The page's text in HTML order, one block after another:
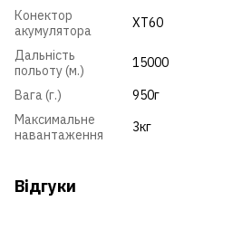
Конектор
акумулятора
XT60
Дальність
польоту (м.)
15000
Вага (г.)
950г
Максимальне
навантаження
3кг
Відгуки